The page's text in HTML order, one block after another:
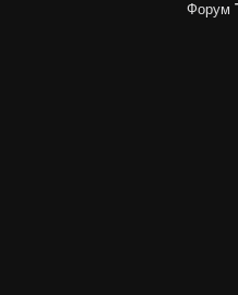
Форум